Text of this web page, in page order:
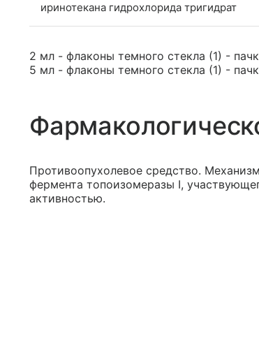
иринотекана гидрохлорида тригидрат
2 мл - флаконы темного стекла (1) -
5 мл - флаконы темного стекла (1) -
Противоопухолевое средство.
фермента топоизомеразы I,
активностью.